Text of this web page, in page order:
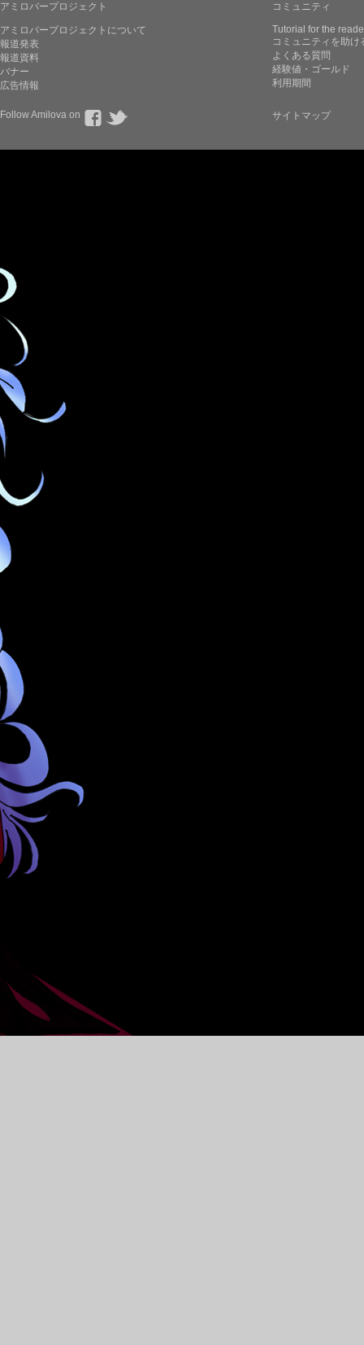
アミロバープロジェクト
アミロバープロジェクトについて
報道発表
報道資料
バナー
広告情報
コミュニティ
Tutorial for the
コミュニティを助け
よくある質問
経験値・ゴールド
利用期間
Follow Amilova on サイトマップ